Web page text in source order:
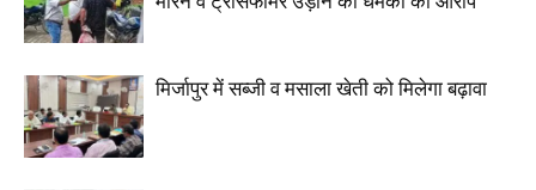
मिर्जापुर में सब्जी व मसाला खेती को मिलेगा बढ़ावा